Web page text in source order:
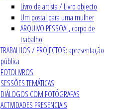
Livro de artista / Livro objecto
Um postal para uma mulher
ARQUIVO PESSOAL, corpo de
trabalho
TRABALHOS / PROJECTOS: apresentação
pública
FOTOLIVROS
SESSÕES TEMÁTICAS
DIÁLOGOS COM FOTÓGRAFAS
ACTIVIDADES PRESENCIAIS